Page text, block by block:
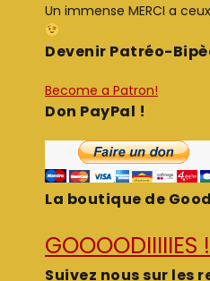
Un immense MERCI a
Devenir Patréo-
Become a Patron!
Don PayPal !
La boutique de
GOOOODIIIIIES
Suivez nous sur les